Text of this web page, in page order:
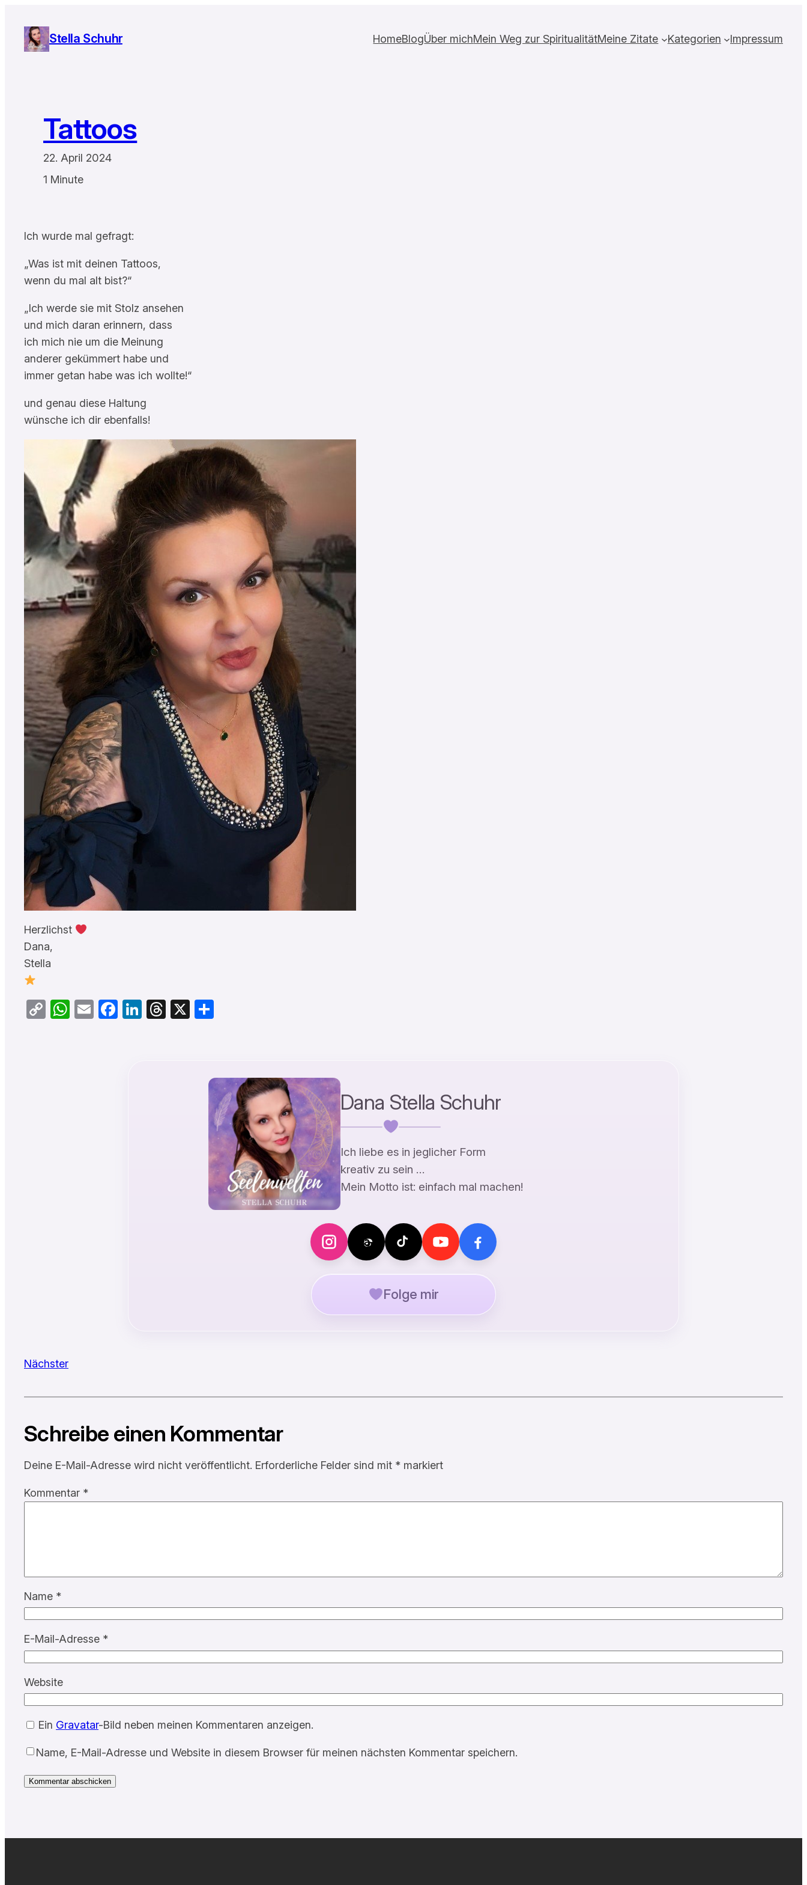
Inhalt
springen
Stella Schuhr HomeBlogÜber michMein Weg zur SpiritualitätMeine Zitate Kategorien Impressum
Tattoos
22. April 2024
1 Minute
Ich wurde mal gefragt:
„Was ist mit deinen Tattoos,
wenn du mal alt bist?“
„Ich werde sie mit Stolz ansehen
und mich daran erinnern, dass
ich mich nie um die Meinung
anderer gekümmert habe und
immer getan habe was ich wollte!“
und genau diese Haltung
wünsche ich dir ebenfalls!
Herzlichst
Dana,
Stella
CopyWhatsApp
EmailFacebook
LinkedIn
Threads
X
Dana Stella Schuhr
Ich liebe es in jeglicher Form
kreativ zu sein …
Mein Motto ist: einfach mal machen!
Folge mir
Nächster
Schreibe einen Kommentar
Deine E-Mail-Adresse wird nicht veröffentlicht. Erforderliche Felder sind mit * markiert
Kommentar *
Name *
E-Mail-Adresse *
Website
Ein Gravatar-Bild neben meinen Kommentaren anzeigen.
Name, E-Mail-Adresse und Website in diesem Browser für meinen nächsten Kommentar speichern.